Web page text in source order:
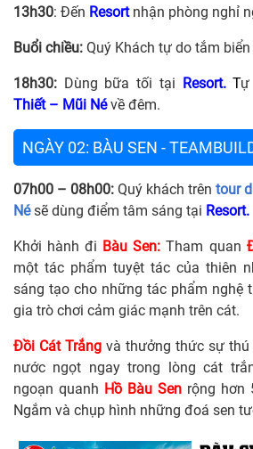
13h30: Đến Resortnhận phòng nghỉ
Buổi chiều: Quý Khách tự do tắm
18h30: Dùng bữa tối tại Resort.Tự
Thiết – Mũi Névề đêm.
NGÀY 02: BÀU SEN -
07h00 – 08h00: Quý khách trên tour
Nésẽ dùng điểm tâm sáng tại Resort.
Khởi hành đi Bàu Sen: Tham quan
một tác phẩm tuyệt tác của thiên
sáng tạo cho những tác phẩm nghệ
gia trò chơi cảm giác mạnh trên cát.
Đồi Cát Trắng và thưởng thức sự
nước ngọt ngay trong lòng cát
ngoạn quanh Hồ Bàu Sen rộng hơn
Ngắm và chụp hình những đoá sen